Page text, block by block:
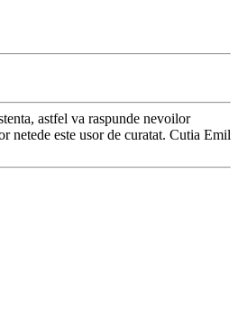
astfel va raspunde nevoilor
netede este usor de curatat. Cutia Emil